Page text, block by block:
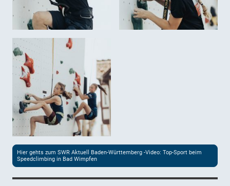
Hier gehts zum SWR Aktuell Baden-Württemberg -Video: Top-Sport beim
Speedclimbing in Bad Wimpfen